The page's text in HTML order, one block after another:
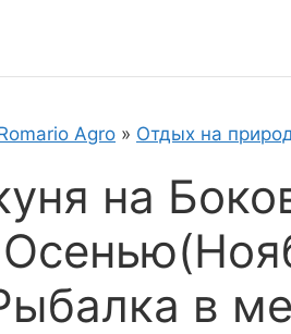
Agro » Отдых на
на
в